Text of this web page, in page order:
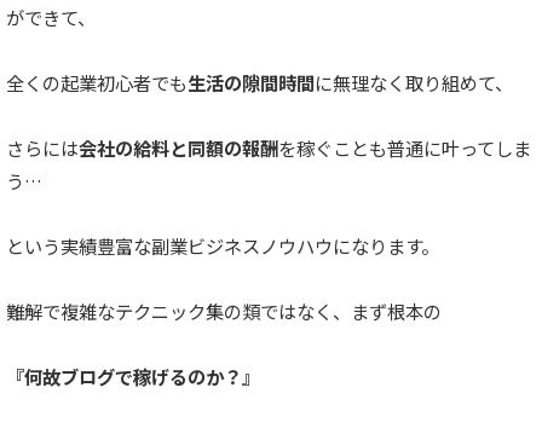
ができて、
全くの起業初心者でも生活の隙間時間に無理なく取り組めて、
さらには会社の給料と同額の報酬を稼ぐことも普通に叶ってしま
う…
という実績豊富な副業ビジネスノウハウになります。
難解で複雑なテクニック集の類ではなく、まず根本の
『何故ブログで稼げるのか？』